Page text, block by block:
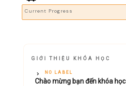
Current Progress
GIỚI THIỆU KHÓA HỌC
NO LABEL
Chào mừng bạn đến khóa học